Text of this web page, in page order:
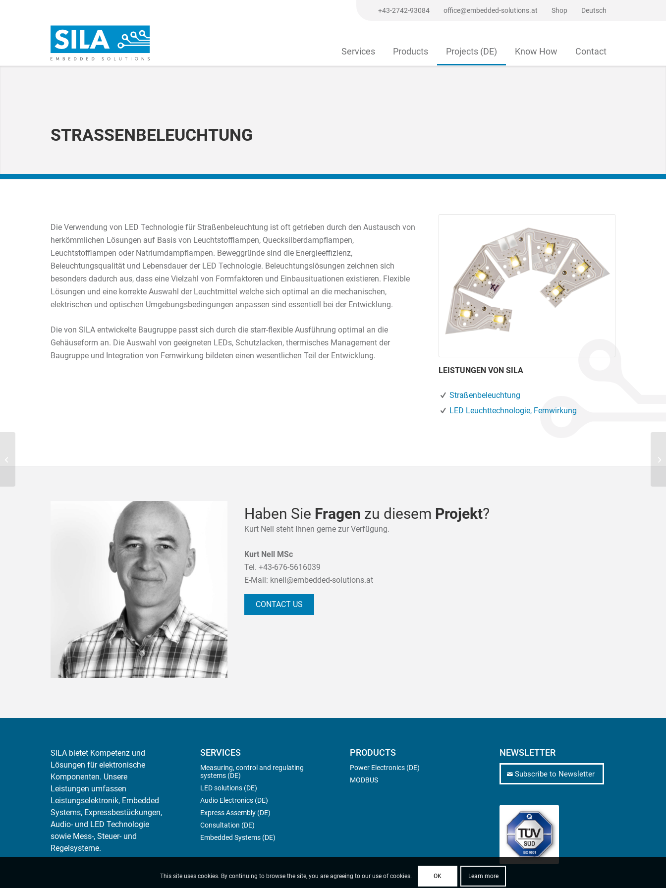
+43-2742-93084 office@embedded-solutions.at Shop Deutsch
Services Products Projects (DE) Know How Contact
STRASSENBELEUCHTUNG
Die Verwendung von LED Technologie für Straßenbeleuchtung ist oft getrieben durch den Austausch von
herkömmlichen Lösungen auf Basis von Leuchtstofflampen, Quecksilberdampflampen,
Leuchtstofflampen oder Natriumdampflampen. Beweggründe sind die Energieeffizienz,
Beleuchtungsqualität und Lebensdauer der LED Technologie. Beleuchtungslösungen zeichnen sich
besonders dadurch aus, dass eine Vielzahl von Formfaktoren und Einbausituationen existieren. Flexible
Lösungen und eine korrekte Auswahl der Leuchtmittel welche sich optimal an die mechanischen,
elektrischen und optischen Umgebungsbedingungen anpassen sind essentiell bei der Entwicklung.
Die von SILA entwickelte Baugruppe passt sich durch die starr-flexible Ausführung optimal an die
Gehäuseform an. Die Auswahl von geeigneten LEDs, Schutzlacken, thermisches Management der
Baugruppe und Integration von Fernwirkung bildeten einen wesentlichen Teil der Entwicklung.
LEISTUNGEN VON SILA
Straßenbeleuchtung
LED Leuchttechnologie, Fernwirkung
Haben Sie Fragen zu diesem Projekt?
Kurt Nell steht Ihnen gerne zur Verfügung.
Kurt Nell MSc
Tel.+43-676-5616039
E-Mail: knell@embedded-solutions.at
CONTACT US
SILA bietet Kompetenz und
Lösungen für elektronische
Komponenten. Unsere
Leistungen umfassen
Leistungselektronik, Embedded
Systems, Expressbestückungen,
Audio- und LED Technologie
sowie Mess-, Steuer- und
Regelsysteme.
SERVICES
Measuring, control and regulating
systems (DE)
LED solutions (DE)
Audio Electronics (DE)
Express Assembly (DE)
Consultation (DE)
Embedded Systems (DE)
PRODUCTS
Power Electronics (DE)
MODBUS
NEWSLETTER
Subscribe to Newsletter
Rail
This site uses cookies. By continuing to browse the site, you are agreeing to our use of cookies. OK Learn more